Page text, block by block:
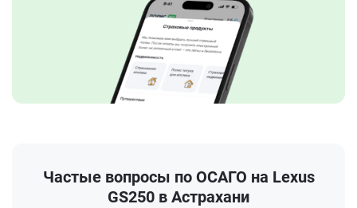
Частые вопросы по ОСАГО на Lexus
GS250 в Астрахани